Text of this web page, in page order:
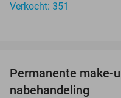
Verkocht: 351
Permanente make-
nabehandeling